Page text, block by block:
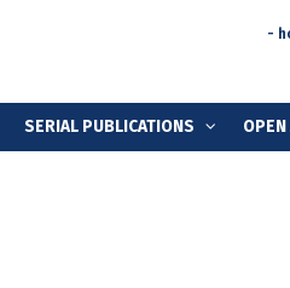
-
SERIAL PUBLICATIONS OPEN